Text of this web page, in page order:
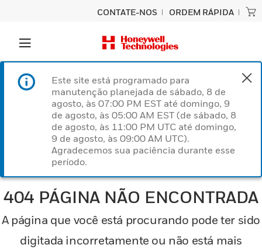
CONTATE-NOS ORDEM RÁPIDA
Este site está programado para
manutenção planejada de sábado, 8 de
agosto, às 07:00 PM EST até domingo, 9
de agosto, às 05:00 AM EST (de sábado, 8
de agosto, às 11:00 PM UTC até domingo,
9 de agosto, às 09:00 AM UTC).
Agradecemos sua paciência durante esse
período.
404 PÁGINA NÃO ENCONTRADA
A página que você está procurando pode ter sido
digitada incorretamente ou não está mais